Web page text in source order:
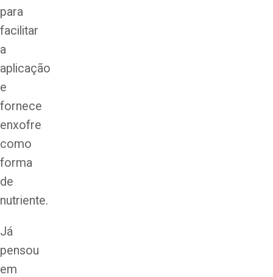
para
facilitar
a
aplicação
e
fornece
enxofre
como
forma
de
nutriente.
Já
pensou
em